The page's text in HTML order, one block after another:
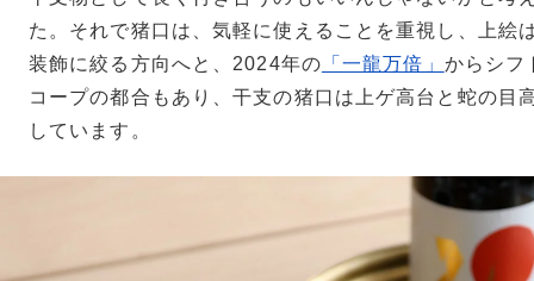
た。それで猪口は、気軽に使えることを重視し、上絵
装飾に絞る方向へと、2024年の 「一龍万倍」 からシフ
コープの都合もあり、干支の猪口は上ゲ高台と蛇の目
しています。